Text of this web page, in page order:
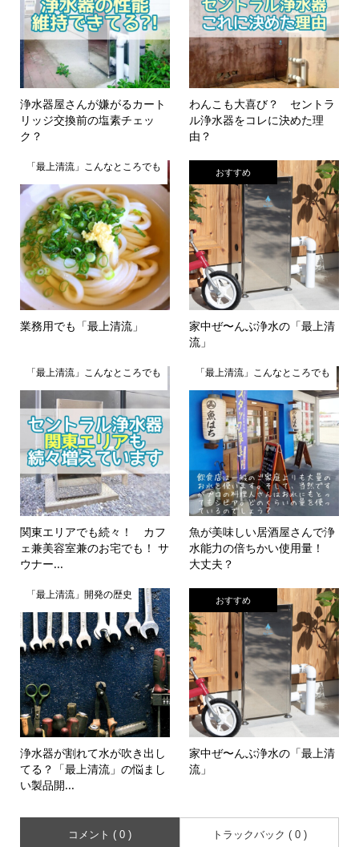
浄水器屋さんが嫌がるカート
リッジ交換前の塩素チェッ
ク？
わんこも大喜び？ セントラ
ル浄水器をコレに決めた理
由？
「最上清流」こんなところでも
業務用でも「最上清流」
おすすめ
家中ぜ〜んぶ浄水の「最上清
流」
「最上清流」こんなところでも
関東エリアでも続々！ カフ
ェ兼美容室兼のお宅でも！ サ
ウナー...
「最上清流」こんなところでも
魚が美味しい居酒屋さんで浄
水能力の倍ちかい使用量！
大丈夫？
「最上清流」開発の歴史
浄水器が割れて水が吹き出し
てる？「最上清流」の悩まし
い製品開...
おすすめ
家中ぜ〜んぶ浄水の「最上清
流」
コメント ( 0 ) トラックバック ( 0 )